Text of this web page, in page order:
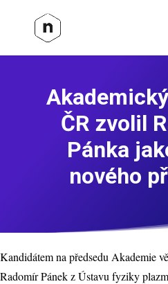
ČR zvolil
Pánka
nového
Kandidátem na předsedu Akademie
Radomír Pánek z Ústavu fyziky